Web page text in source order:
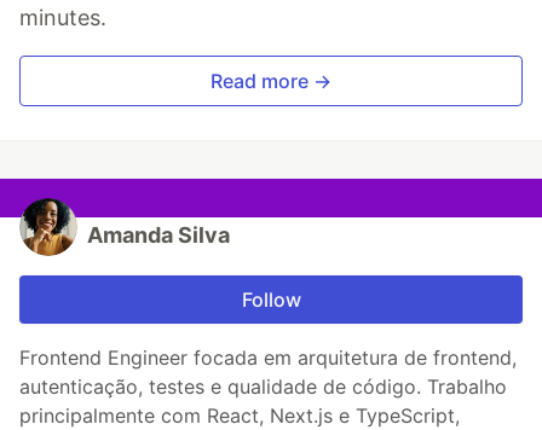
minutes.
Read more →
Amanda Silva
Follow
Frontend Engineer focada em arquitetura de frontend,
autenticação, testes e qualidade de código. Trabalho
principalmente com React, Next.js e TypeScript,